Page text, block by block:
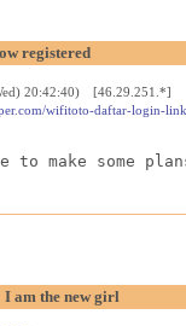
registered
20:42:40) [46.29.251.*]
wifitoto-daftar-login-
make some
I am the new girl